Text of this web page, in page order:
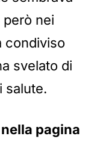
nei
condiviso
svelato di
salute.
pagina